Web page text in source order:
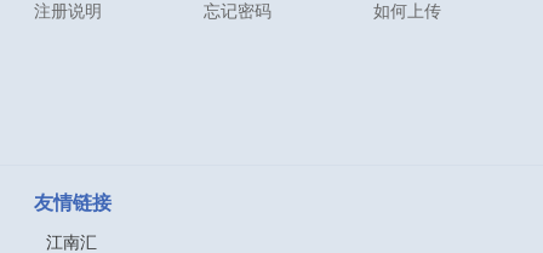
注册说明 忘记密码 如何上传
友情链接
江南汇